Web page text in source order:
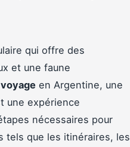
qui offre des
et une faune
voyage en Argentine, une
une expérience
nécessaires pour
tels que les itinéraires, les